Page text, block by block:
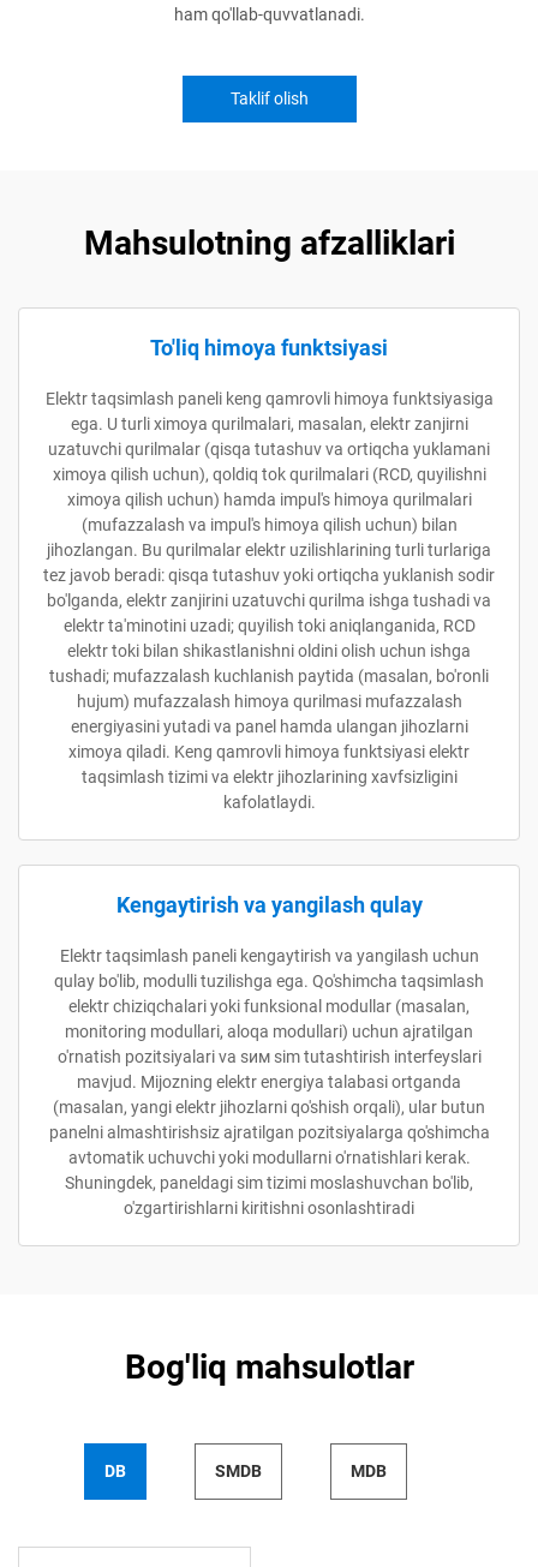
ham qo'llab-quvvatlanadi.
Taklif olish
Mahsulotning afzalliklari
To'liq himoya funktsiyasi
Elektr taqsimlash paneli keng qamrovli himoya funktsiyasiga
ega. U turli ximoya qurilmalari, masalan, elektr zanjirni
uzatuvchi qurilmalar (qisqa tutashuv va ortiqcha yuklamani
ximoya qilish uchun), qoldiq tok qurilmalari (RCD, quyilishni
ximoya qilish uchun) hamda impul's himoya qurilmalari
(mufazzalash va impul's himoya qilish uchun) bilan
jihozlangan. Bu qurilmalar elektr uzilishlarining turli turlariga
tez javob beradi: qisqa tutashuv yoki ortiqcha yuklanish sodir
bo'lganda, elektr zanjirini uzatuvchi qurilma ishga tushadi va
elektr ta'minotini uzadi; quyilish toki aniqlanganida, RCD
elektr toki bilan shikastlanishni oldini olish uchun ishga
tushadi; mufazzalash kuchlanish paytida (masalan, bo'ronli
hujum) mufazzalash himoya qurilmasi mufazzalash
energiyasini yutadi va panel hamda ulangan jihozlarni
ximoya qiladi. Keng qamrovli himoya funktsiyasi elektr
taqsimlash tizimi va elektr jihozlarining xavfsizligini
kafolatlaydi.
Kengaytirish va yangilash qulay
Elektr taqsimlash paneli kengaytirish va yangilash uchun
qulay bo'lib, modulli tuzilishga ega. Qo'shimcha taqsimlash
elektr chiziqchalari yoki funksional modullar (masalan,
monitoring modullari, aloqa modullari) uchun ajratilgan
o'rnatish pozitsiyalari va sим sim tutashtirish interfeyslari
mavjud. Mijozning elektr energiya talabasi ortganda
(masalan, yangi elektr jihozlarni qo'shish orqali), ular butun
panelni almashtirishsiz ajratilgan pozitsiyalarga qo'shimcha
avtomatik uchuvchi yoki modullarni o'rnatishlari kerak.
Shuningdek, paneldagi sim tizimi moslashuvchan bo'lib,
o'zgartirishlarni kiritishni osonlashtiradi
Bog'liq mahsulotlar
DB SMDB MDB